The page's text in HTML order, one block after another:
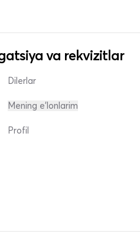
va rekvizitlar
Dilerlar
Mening e'lonlarim
Profil